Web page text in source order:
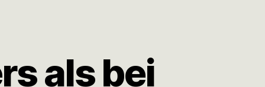
als bei